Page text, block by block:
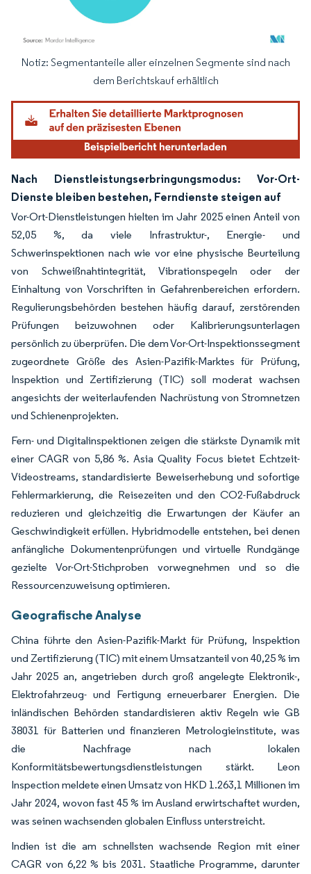
Bild © Mordor Intelligence. Wiederverwendung erfordert Namensnennung
Notiz: Segmentanteile aller einzelnen Segmente sind nach
dem Berichtskauf erhältlich
Nach Dienstleistungserbringungsmodus: Vor-Ort-
Dienste bleiben bestehen, Ferndienste steigen auf
Vor-Ort-Dienstleistungen hielten im Jahr 2025 einen Anteil von
52,05 %, da viele Infrastruktur-, Energie- und
Schwerinspektionen nach wie vor eine physische Beurteilung
von Schweißnahtintegrität, Vibrationspegeln oder der
Einhaltung von Vorschriften in Gefahrenbereichen erfordern.
Regulierungsbehörden bestehen häufig darauf, zerstörenden
Prüfungen beizuwohnen oder Kalibrierungsunterlagen
persönlich zu überprüfen. Die dem Vor-Ort-Inspektionssegment
zugeordnete Größe des Asien-Pazifik-Marktes für Prüfung,
Inspektion und Zertifizierung (TIC) soll moderat wachsen
angesichts der weiterlaufenden Nachrüstung von Stromnetzen
und Schienenprojekten.
Fern- und Digitalinspektionen zeigen die stärkste Dynamik mit
einer CAGR von 5,86 %. Asia Quality Focus bietet Echtzeit-
Videostreams, standardisierte Beweiserhebung und sofortige
Fehlermarkierung, die Reisezeiten und den CO2-Fußabdruck
reduzieren und gleichzeitig die Erwartungen der Käufer an
Geschwindigkeit erfüllen. Hybridmodelle entstehen, bei denen
anfängliche Dokumentenprüfungen und virtuelle Rundgänge
gezielte Vor-Ort-Stichproben vorwegnehmen und so die
Ressourcenzuweisung optimieren.
Geografische Analyse
China führte den Asien-Pazifik-Markt für Prüfung, Inspektion
und Zertifizierung (TIC) mit einem Umsatzanteil von 40,25 % im
Jahr 2025 an, angetrieben durch groß angelegte Elektronik-,
Elektrofahrzeug- und Fertigung erneuerbarer Energien. Die
inländischen Behörden standardisieren aktiv Regeln wie GB
38031 für Batterien und finanzieren Metrologieinstitute, was
die Nachfrage nach lokalen
Konformitätsbewertungsdienstleistungen stärkt. Leon
Inspection meldete einen Umsatz von HKD 1.263,1 Millionen im
Jahr 2024, wovon fast 45 % im Ausland erwirtschaftet wurden,
was seinen wachsenden globalen Einfluss unterstreicht.
Indien ist die am schnellsten wachsende Region mit einer
CAGR von 6,22 % bis 2031. Staatliche Programme, darunter